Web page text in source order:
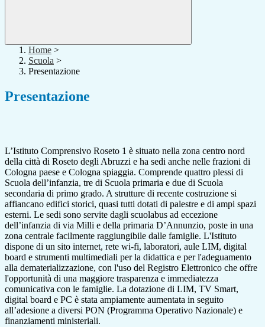
Home >
Scuola >
Presentazione
Presentazione
L’Istituto Comprensivo Roseto 1 è situato nella zona centro nord
della città di Roseto degli Abruzzi e ha sedi anche nelle frazioni di
Cologna paese e Cologna spiaggia. Comprende quattro plessi di
Scuola dell’infanzia, tre di Scuola primaria e due di Scuola
secondaria di primo grado. A strutture di recente costruzione si
affiancano edifici storici, quasi tutti dotati di palestre e di ampi spazi
esterni. Le sedi sono servite dagli scuolabus ad eccezione
dell’infanzia di via Milli e della primaria D’Annunzio, poste in una
zona centrale facilmente raggiungibile dalle famiglie. L'Istituto
dispone di un sito internet, rete wi-fi, laboratori, aule LIM, digital
board e strumenti multimediali per la didattica e per l'adeguamento
alla dematerializzazione, con l'uso del Registro Elettronico che offre
l'opportunità di una maggiore trasparenza e immediatezza
comunicativa con le famiglie. La dotazione di LIM, TV Smart,
digital board e PC è stata ampiamente aumentata in seguito
all’adesione a diversi PON (Programma Operativo Nazionale) e
finanziamenti ministeriali.